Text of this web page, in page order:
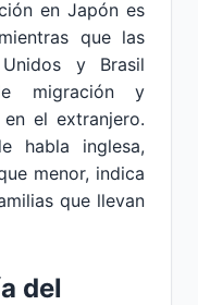
en Japón es
que las
y Brasil
migración y
el extranjero.
habla inglesa,
menor, indica
que llevan
del